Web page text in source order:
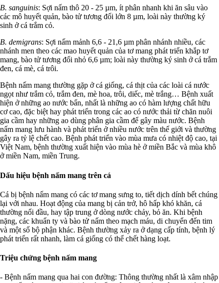
B. sanguinis: Sợi nấm thô 20 - 25 µm, ít phân nhanh khi ăn sâu vào
các mô huyết quản, bào tử tương đối lớn 8 µm, loài này thường ký
sinh ở cá trắm cỏ.
B. demigrans: Sợi nấm mảnh 6,6 - 21,6 µm phân nhánh nhiều, các
nhánh men theo các mao huyết quản của tơ mang phát triển khắp tơ
mang, bào tử tương đối nhỏ 6,6 µm; loài này thường ký sinh ở cá trắm
đen, cá mè, cá trôi.
Bệnh nấm mang thường gặp ở cá giống, cá thịt của các loài cá nước
ngọt như trắm cỏ, trắm đen, mè hoa, trôi, diếc, mè trắng… Bệnh xuất
hiện ở những ao nước bẩn, nhất là những ao có hàm lượng chất hữu
cơ cao, đặc biệt hay phát triển trong các ao có nước thải từ chăn nuôi
gia cầm hay những ao dùng phân gia cầm để gây màu nước. Bệnh
nấm mang lưu hành và phát triển ở nhiều nước trên thế giới và thường
gây ra tỷ lệ chết cao. Bệnh phát triển vào mùa mưa có nhiệt độ cao, tại
Việt Nam, bệnh thường xuất hiện vào mùa hè ở miền Bắc và mùa khô
ở miền Nam, miền Trung.
Dấu hiệu bệnh nấm mang trên cá
Cá bị bệnh nấm mang có các tơ mang sưng to, tiết dịch dính bết chúng
lại với nhau. Hoạt động của mang bị cản trở, hô hấp khó khăn, cá
thường nổi đầu, hay tập trung ở dòng nước chảy, bỏ ăn. Khi bệnh
nặng, các khuẩn ty và bào tử nấm theo mạch máu, di chuyển đến tim
và một số bộ phận khác. Bệnh thường xảy ra ở dạng cấp tính, bệnh lý
phát triển rất nhanh, làm cá giống có thể chết hàng loạt.
Triệu chứng bệnh nấm mang
- Bệnh nấm mang qua hai con đường: Thông thường nhất là xâm nhập